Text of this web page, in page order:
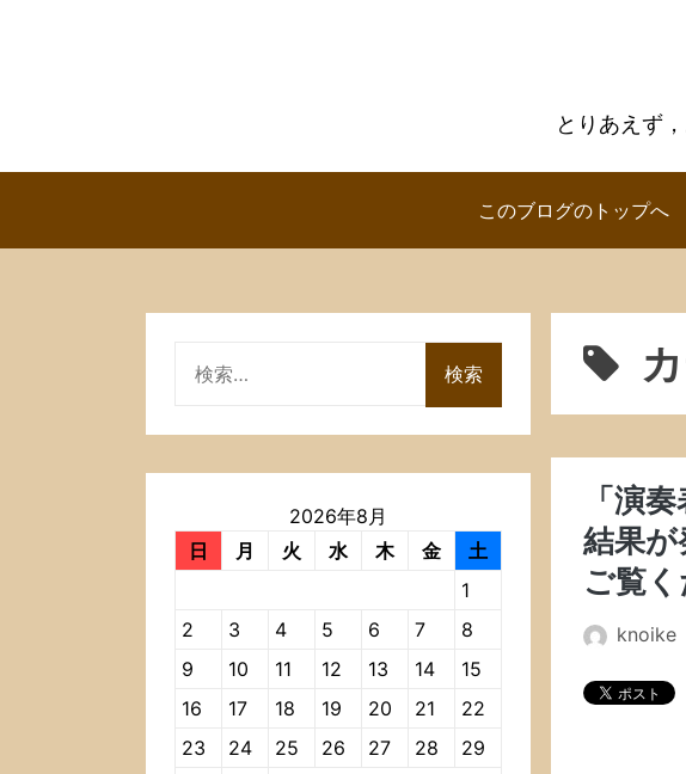
とりあえず
このブログのトップへ
「演
結果
ご覧く
knoike
索:
2026年8月
日
月 火 水 木 金
土
1
2
3 4 5 6 7
8
9
10 11 12 13 14
15
16
17 18 19 20 21
22
23
24 25 26 27 28
29